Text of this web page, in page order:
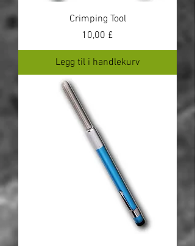
Crimping Tool
Pris
10,00 £
Legg til i handlekurv